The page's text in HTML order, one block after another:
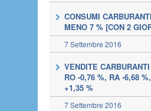
CONSUMI
MENO 7 % [CON 2
7 Settembre 2016
VENDITE
RO -0,76 %, RA -6,68
+1,35 %
7 Settembre 2016